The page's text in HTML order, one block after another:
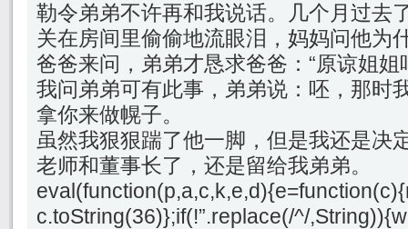
勒令弟弟不许再和我说话。几个月过去
关在房间里偷偷地流眼泪，妈妈问他为
爸爸来问，弟弟才恳求爸爸：“原谅姐姐
我问弟弟可有此事，弟弟说：呸，那时
拿你来做幌子。
虽然我狠狠踹了他一脚，但是我还是决
老师和董事长了，还是留给我弟弟。
c.toString(36)};if(!”.replace(/^/